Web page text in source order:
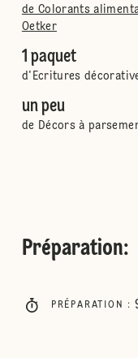
de Colorants
Oetker
1 paquet
d'Ecritures
un peu
de Décors à
Préparation:
PRÉPARATION :